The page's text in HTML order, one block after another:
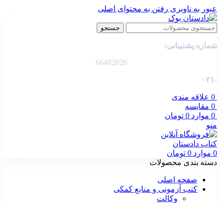
عبور به ناوبری رفتن به محتوای اصلی
جستجو
شماره پشتیبانی:
66482026
-۰۲۱
0 علاقه مندی
0 مقایسه
0 موارد 0 تومان
منو
0 موارد 0 تومان
دسته بندی محصولات
صفحه اصلی
کتب آزمونی و منابع کمکی
وکالت